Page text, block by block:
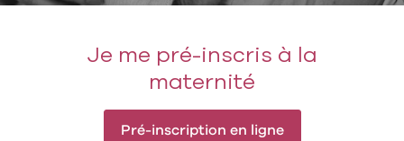
Je me pré-inscris à la
maternité
Pré-inscription en ligne